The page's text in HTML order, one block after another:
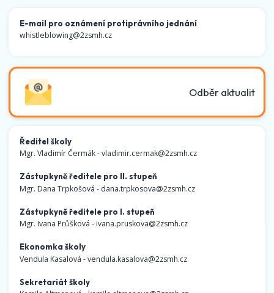
E-mail pro oznámení protiprávního jednání
whistleblowing@2zsmh.cz
Odběr aktualit
Ředitel školy
Mgr. Vladimír Čermák -vladimir.cermak@2zsmh.cz
Zástupkyně ředitele pro II. stupeň
Mgr. Dana Trpkošová - dana.trpkosova@2zsmh.cz
Zástupkyně ředitele pro I. stupeň
Mgr. Ivana Průšková -ivana.pruskova@2zsmh.cz
Ekonomka školy
Vendula Kasalová -vendula.kasalova@2zsmh.cz
Sekretariát školy